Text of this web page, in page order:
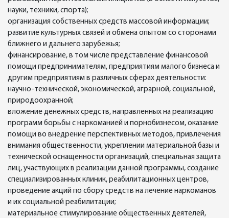
науки, техники, спорта);
организация собственных средств массовой информации;
развитие культурных связей и обмена опытом со сторонами
ближнего и дальнего зарубежья;
финансирование, в том числе представление финансовой
помощи предпринимателям, предприятиям малого бизнеса и
другим предприятиям в различных сферах деятельности:
научно-технической, экономической, аграрной, социальной,
природоохранной;
вложение денежных средств, направленных на реализацию
программ борьбы с наркоманией и порнобизнесом, оказание
помощи во внедрение перспективных методов, привлечения
внимания общественности, укреплении материальной базы и
технической оснащенности организаций, специальная защита
лиц, участвующих в реализации данной программы, создание
специализированных клиник, реабилитационных центров,
проведение акций по сбору средств на лечение наркоманов
и их социальной реабилитации;
материальное стимулирование общественных деятелей,